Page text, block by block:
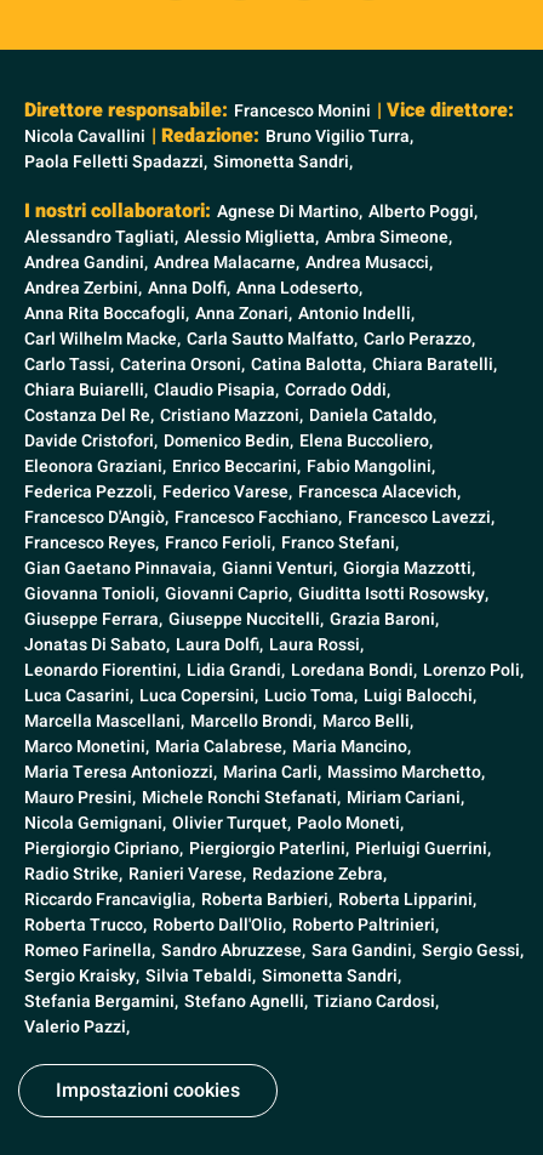
Direttore responsabile: Francesco Monini | Vice direttore:
Nicola Cavallini | Redazione: Bruno Vigilio Turra,
Paola Felletti Spadazzi, Simonetta Sandri,
I nostri collaboratori: Agnese Di Martino, Alberto Poggi,
Alessandro Tagliati, Alessio Miglietta, Ambra Simeone,
Andrea Gandini, Andrea Malacarne, Andrea Musacci,
Andrea Zerbini, Anna Dolfi, Anna Lodeserto,
Anna Rita Boccafogli, Anna Zonari, Antonio Indelli,
Carl Wilhelm Macke, Carla Sautto Malfatto, Carlo Perazzo,
Carlo Tassi, Caterina Orsoni, Catina Balotta, Chiara Baratelli,
Chiara Buiarelli, Claudio Pisapia, Corrado Oddi,
Costanza Del Re, Cristiano Mazzoni, Daniela Cataldo,
Davide Cristofori, Domenico Bedin, Elena Buccoliero,
Eleonora Graziani, Enrico Beccarini, Fabio Mangolini,
Federica Pezzoli, Federico Varese, Francesca Alacevich,
Francesco D'Angiò, Francesco Facchiano, Francesco Lavezzi,
Francesco Reyes, Franco Ferioli, Franco Stefani,
Gian Gaetano Pinnavaia, Gianni Venturi, Giorgia Mazzotti,
Giovanna Tonioli, Giovanni Caprio, Giuditta Isotti Rosowsky,
Giuseppe Ferrara, Giuseppe Nuccitelli, Grazia Baroni,
Jonatas Di Sabato, Laura Dolfi, Laura Rossi,
Leonardo Fiorentini, Lidia Grandi, Loredana Bondi, Lorenzo Poli,
Luca Casarini, Luca Copersini, Lucio Toma, Luigi Balocchi,
Marcella Mascellani, Marcello Brondi, Marco Belli,
Marco Monetini, Maria Calabrese, Maria Mancino,
Maria Teresa Antoniozzi, Marina Carli, Massimo Marchetto,
Mauro Presini, Michele Ronchi Stefanati, Miriam Cariani,
Nicola Gemignani, Olivier Turquet, Paolo Moneti,
Piergiorgio Cipriano, Piergiorgio Paterlini, Pierluigi Guerrini,
Radio Strike, Ranieri Varese, Redazione Zebra,
Riccardo Francaviglia, Roberta Barbieri, Roberta Lipparini,
Roberta Trucco, Roberto Dall'Olio, Roberto Paltrinieri,
Romeo Farinella, Sandro Abruzzese, Sara Gandini, Sergio Gessi,
Sergio Kraisky, Silvia Tebaldi, Simonetta Sandri,
Stefania Bergamini, Stefano Agnelli, Tiziano Cardosi,
Valerio Pazzi,
Impostazioni cookies